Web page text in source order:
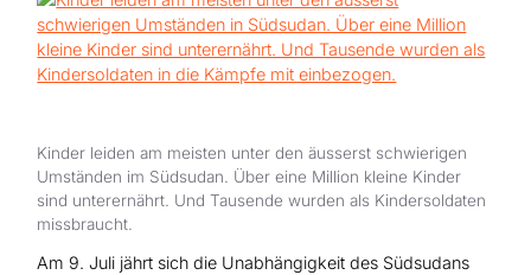
Kinder leiden am meisten unter den äusserst schwierigen
Umständen im Südsudan. Über eine Million kleine Kinder
sind unterernährt. Und Tausende wurden als Kindersoldaten
missbraucht.
Am 9. Juli jährt sich die Unabhängigkeit des Südsudans